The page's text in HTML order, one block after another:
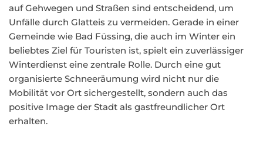
auf Gehwegen und Straßen sind entscheidend, um
Unfälle durch Glatteis zu vermeiden. Gerade in einer
Gemeinde wie Bad Füssing, die auch im Winter ein
beliebtes Ziel für Touristen ist, spielt ein zuverlässiger
Winterdienst eine zentrale Rolle. Durch eine gut
organisierte Schneeräumung wird nicht nur die
Mobilität vor Ort sichergestellt, sondern auch das
positive Image der Stadt als gastfreundlicher Ort
erhalten.